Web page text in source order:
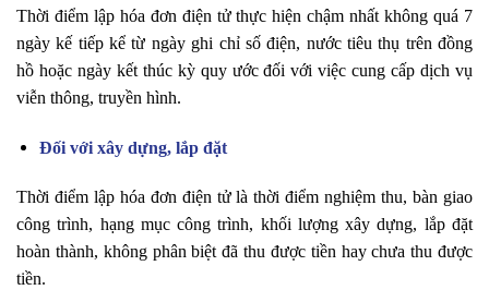
Thời điểm lập hóa đơn điện tử thực hiện chậm nhất không quá 7
ngày kế tiếp kể từ ngày ghi chỉ số điện, nước tiêu thụ trên đồng
hồ hoặc ngày kết thúc kỳ quy ước đối với việc cung cấp dịch vụ
viễn thông, truyền hình.
Đối với xây dựng, lắp đặt
Thời điểm lập hóa đơn điện tử là thời điểm nghiệm thu, bàn giao
công trình, hạng mục công trình, khối lượng xây dựng, lắp đặt
hoàn thành, không phân biệt đã thu được tiền hay chưa thu được
tiền.